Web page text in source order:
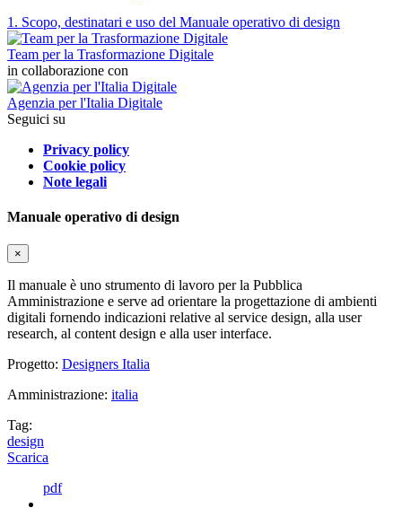
1. Scopo, destinatari e uso del Manuale operativo di design
Team per la Trasformazione Digitale
in collaborazione con
Agenzia per l'Italia Digitale
Seguici su
Privacy policy
Cookie policy
Note legali
Manuale operativo di design
×
Il manuale è uno strumento di lavoro per la Pubblica
Amministrazione e serve ad orientare la progettazione di ambienti
digitali fornendo indicazioni relative al service design, alla user
research, al content design e alla user interface.
Progetto: Designers Italia
Amministrazione: italia
Tag:
design
Scarica
pdf